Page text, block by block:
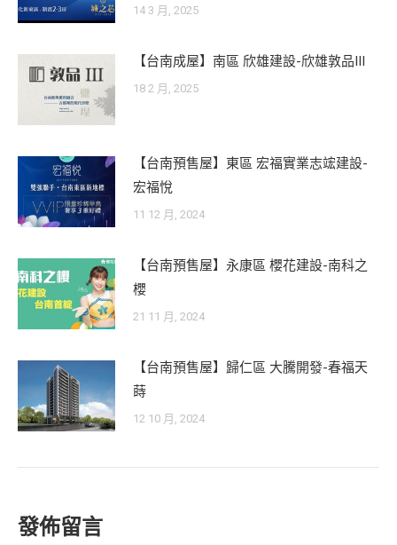
14 3 月, 2025
【台南成屋】南區 欣雄建設-欣雄敦品III
18 2 月, 2025
【台南預售屋】東區 宏福實業志竤建設-
宏福悅
11 12 月, 2024
【台南預售屋】永康區 櫻花建設-南科之
櫻
21 11 月, 2024
【台南預售屋】歸仁區 大騰開發-春福天
蒔
12 10 月, 2024
發佈留言